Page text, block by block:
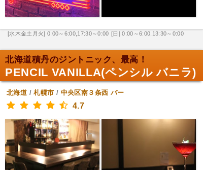
[水木金土月火] 0:00～6:00,17:30～0:00 [日] 0:00～6:00,13:30～0:00
北海道積丹のジントニック、最高！
PENCIL VANILLA(ペンシル バニラ)
北海道 /札幌市 / 中央区南３条西 バー
4.7